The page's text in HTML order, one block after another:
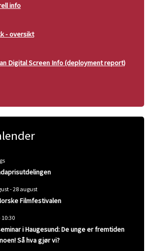
info
- oversikt
Digital Screen Info (deployment report)
-28 august
Filmfestivalen
10:30
i Haugesund: De unge er fremtiden
Så hva gjør vi?